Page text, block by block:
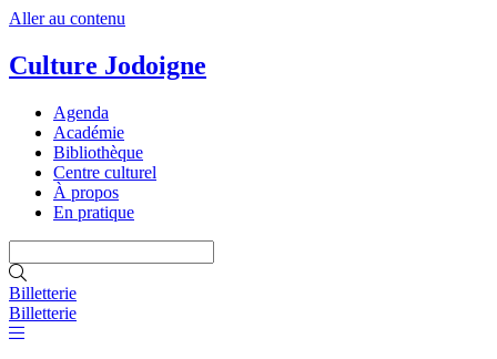
Aller au contenu
Culture Jodoigne
Agenda
Académie
Bibliothèque
Centre culturel
À propos
En pratique
Billetterie
Billetterie